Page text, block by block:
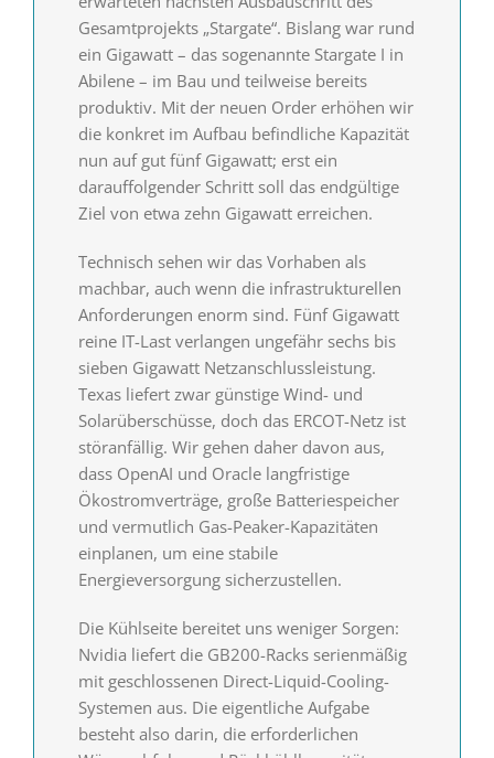
Gesamtprojekts „Stargate“. Bislang war rund
ein Gigawatt – das sogenannte Stargate I in
Abilene – im Bau und teilweise bereits
produktiv. Mit der neuen Order erhöhen wir
die konkret im Aufbau befindliche Kapazität
nun auf gut fünf Gigawatt; erst ein
darauffolgender Schritt soll das endgültige
Ziel von etwa zehn Gigawatt erreichen.
Technisch sehen wir das Vorhaben als
machbar, auch wenn die infrastrukturellen
Anforderungen enorm sind. Fünf Gigawatt
reine IT-Last verlangen ungefähr sechs bis
sieben Gigawatt Netzanschlussleistung.
Texas liefert zwar günstige Wind- und
Solarüberschüsse, doch das ERCOT-Netz ist
störanfällig. Wir gehen daher davon aus,
dass OpenAI und Oracle lang­fristige
Ökostrom­verträge, große Batteriespeicher
und vermutlich Gas-Peaker-Kapazitäten
einplanen, um eine stabile
Energieversorgung sicher­zustellen.
Die Kühlseite bereitet uns weniger Sorgen:
Nvidia liefert die GB200-Racks serienmäßig
mit geschlossenen Direct-Liquid-Cooling-
Systemen aus. Die eigentliche Aufgabe
besteht also darin, die erforderlichen